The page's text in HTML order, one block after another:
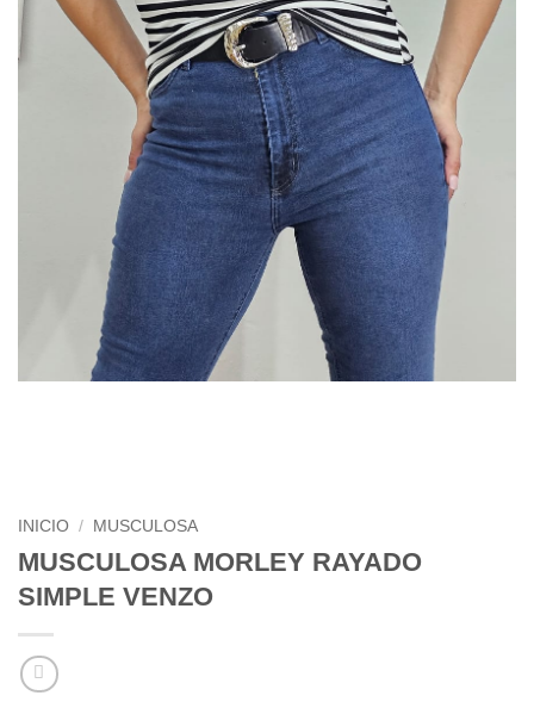
INICIO / MUSCULOSA
MUSCULOSA MORLEY RAYADO
SIMPLE VENZO